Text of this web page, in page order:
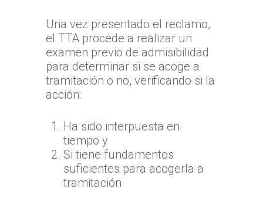
Una vez presentado el reclamo,
el TTA procede a realizar un
examen previo de admisibilidad
para determinar si se acoge a
tramitación o no, verificando si la
acción:
Ha sido interpuesta en
tiempo y
Si tiene fundamentos
suficientes para acogerla a
tramitación